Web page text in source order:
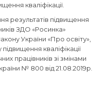
кваліфікації.
результатів підвищення
ЗДО «Росинка»
України «Про освіту»,
кваліфікації
працівників зі змінами
№ 800 від 21.08.2019р.